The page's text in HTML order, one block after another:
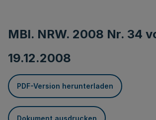
MBl. NRW. 2008 Nr. 34
19.12.2008
PDF-Version herunterladen
Dokument ausdrucken